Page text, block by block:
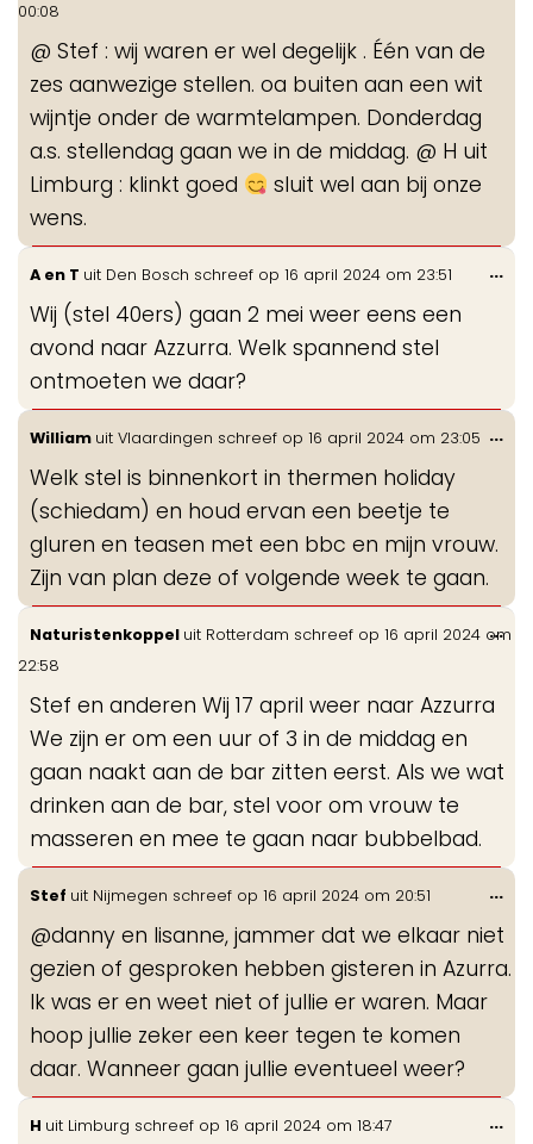
00:08
@ Stef : wij waren er wel degelijk . Één van de
zes aanwezige stellen. oa buiten aan een wit
wijntje onder de warmtelampen. Donderdag
a.s. stellendag gaan we in de middag. @ H uit
Limburg : klinkt goed
sluit wel aan bij onze
wens.
A en T uit Den Bosch schreef op 16 april 2024 om 23:51
Wij (stel 40ers) gaan 2 mei weer eens een
avond naar Azzurra. Welk spannend stel
ontmoeten we daar?
...
William uit Vlaardingen schreef op 16 april 2024 om 23:05
Welk stel is binnenkort in thermen holiday
(schiedam) en houd ervan een beetje te
gluren en teasen met een bbc en mijn vrouw.
Zijn van plan deze of volgende week te gaan.
...
Naturistenkoppel uit Rotterdam schreef op 16 april 2024 om
22:58
Stef en anderen Wij 17 april weer naar Azzurra
We zijn er om een uur of 3 in de middag en
gaan naakt aan de bar zitten eerst. Als we wat
drinken aan de bar, stel voor om vrouw te
masseren en mee te gaan naar bubbelbad.
...
Stef uit Nijmegen schreef op 16 april 2024 om 20:51
@danny en lisanne, jammer dat we elkaar niet
gezien of gesproken hebben gisteren in Azurra.
Ik was er en weet niet of jullie er waren. Maar
hoop jullie zeker een keer tegen te komen
daar. Wanneer gaan jullie eventueel weer?
...
H uit Limburg schreef op 16 april 2024 om 18:47 ...